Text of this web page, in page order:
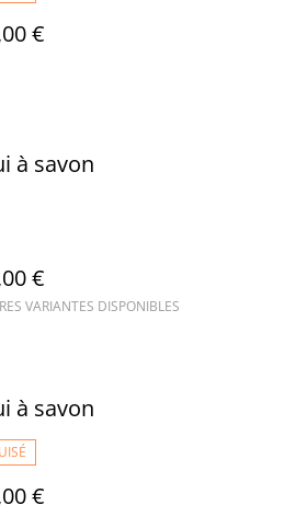
€
à savon
€
VARIANTES DISPONIBLES
à savon
€